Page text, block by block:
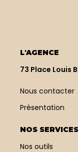
L'AGENCE
73 Place Louis
Nous contacter
Présentation
NOS SERVICES
Nos outils